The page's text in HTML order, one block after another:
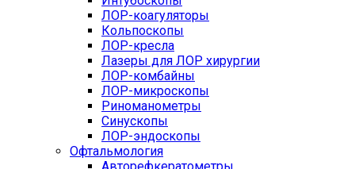
ЛОР-коагуляторы
Кольпоскопы
ЛОР-кресла
Лазеры для ЛОР хирургии
ЛОР-комбайны
ЛОР-микроскопы
Риноманометры
Синускопы
ЛОР-эндоскопы
Офтальмология